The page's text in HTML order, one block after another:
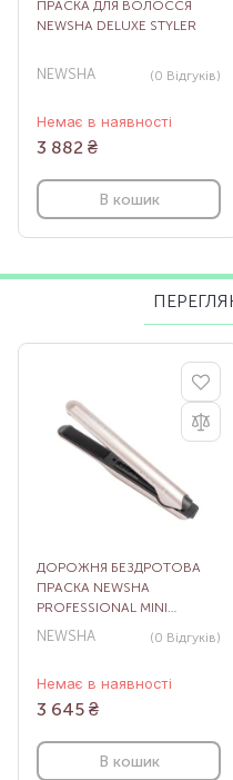
ПРАСКА ДЛЯ ВОЛОССЯ
NEWSHA DELUXE STYLER
NEWSHA (0 Відгуків)
Немає в наявності
3 882 ₴
В кошик
ДОРОЖНЯ БЕЗДРОТОВА
ПРАСКА NEWSHA
PROFESSIONAL MINI
STRAIGHTENER
NEWSHA (0 Відгуків)
Немає в наявності
3 645 ₴
В кошик